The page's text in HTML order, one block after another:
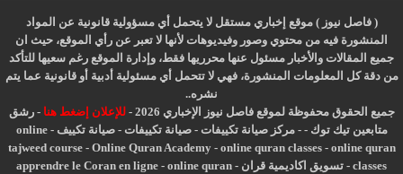
( فاصل نيوز ) موقع إخباري مستقل لا يتحمل أي مسؤولية قانونية عن المواد
المنشورة فيه من محتوي وصور وفيديوهات لأنها لا تعبر عن رأي الموقع، حيث ان
جميع المقالات والأخبار مسئول عنها محرريها فقط، وإدارة الموقع رغم سعيها للتأكد
من دقة كل المعلومات المنشورة، فهي لا تتحمل أي مسئولية أدبية أو قانونية عما يتم
نشره..
جميع الحقوق محفوظة لموقع فاصل نيوز الإخباري 2026 -
للإعلان إضغط هنا -رشق
متابعين تيك توك -
-مركز صيانة تكييفات -صيانة تكييفات -صيانة تكييف -
online
tajweed course- Online Quran Academy- online quran classes- online quran
classes
- تسويق اكاديمية قران -
apprendre le Coran en ligne - online quran